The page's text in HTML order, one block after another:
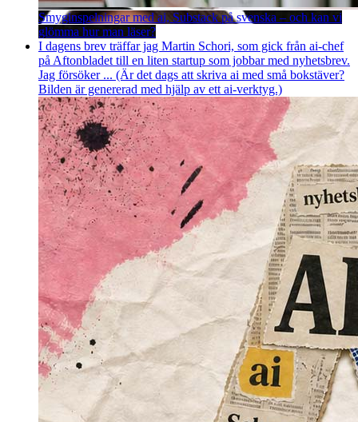
Smyginspelningar med ai, Substack på svenska – och kan vi
glömma hur man läser?
I dagens brev träffar jag Martin Schori, som gick från ai-chef
på Aftonbladet till en liten startup som jobbar med nyhetsbrev.
Jag försöker ... (Är det dags att skriva ai med små bokstäver?
Bilden är genererad med hjälp av ett ai-verktyg.)